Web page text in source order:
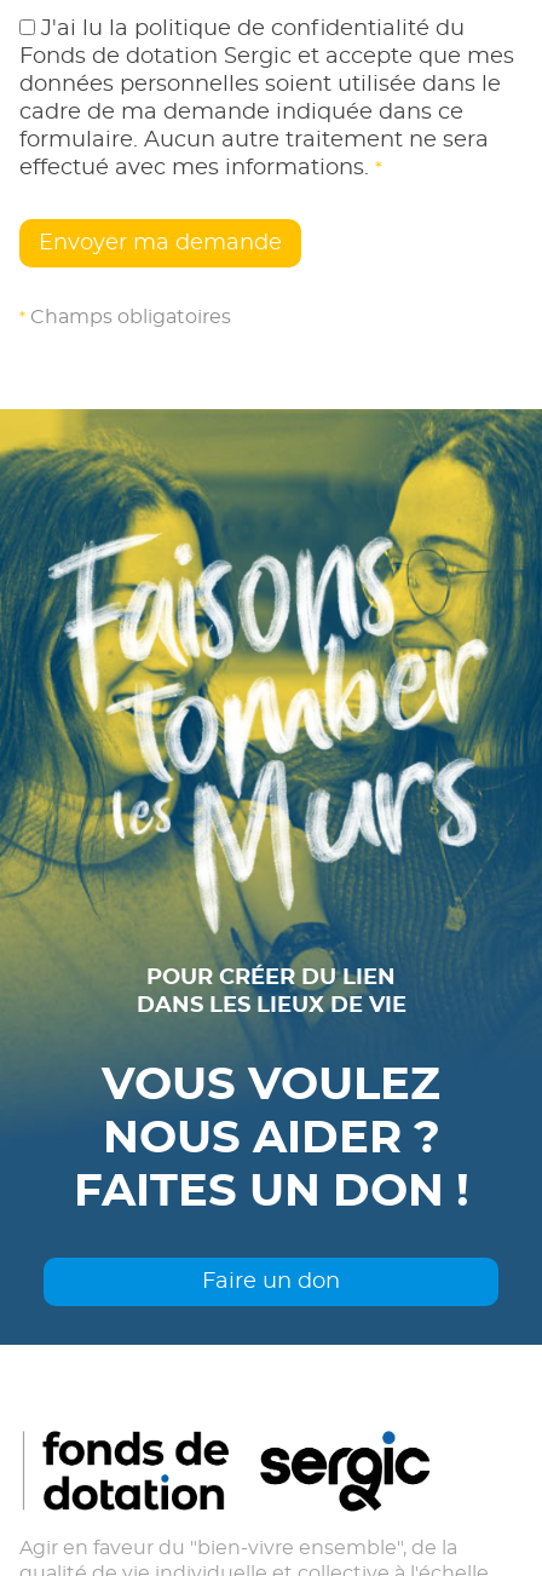
J'ai lu la politique de confidentialité du
Fonds de dotation Sergic et accepte que mes
données personnelles soient utilisée dans le
cadre de ma demande indiquée dans ce
formulaire. Aucun autre traitement ne sera
effectué avec mes informations. *
* Champs obligatoires
POUR CRÉER DU LIEN
DANS LES LIEUX DE VIE
VOUS VOULEZ
NOUS AIDER ?
FAITES UN DON !
Faire un don
Agir en faveur du "bien-vivre ensemble", de la